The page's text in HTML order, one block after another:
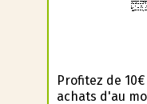
Profitez de
achats d'au